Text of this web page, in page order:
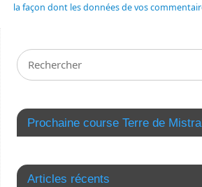
la façon dont les données de vos
Prochaine course Terre de
Articles récents